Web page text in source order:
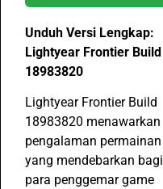
Unduh Versi Lengkap:
Lightyear Frontier Build
18983820
Lightyear Frontier Build
18983820 menawarkan
pengalaman permainan
yang mendebarkan bagi
para penggemar game